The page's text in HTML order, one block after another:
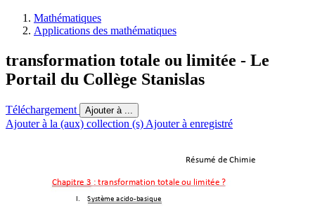
Mathématiques
Applications des mathématiques
transformation totale ou limitée - Le
Portail du Collège Stanislas
Téléchargement Ajouter à ...
Ajouter à la (aux) collection (s) Ajouter à enregistré
Résumé de Chimie
Chapitre 3 : transformation totale ou limitée ?
I. Système acido-basique